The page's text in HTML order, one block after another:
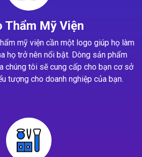
Thẩm Mỹ Viện
mỹ viện cần một logo giúp họ làm
họ trở nên nổi bật. Dòng sản phẩm
chúng tôi sẽ cung cấp cho bạn cơ sở
tượng cho doanh nghiệp của bạn.